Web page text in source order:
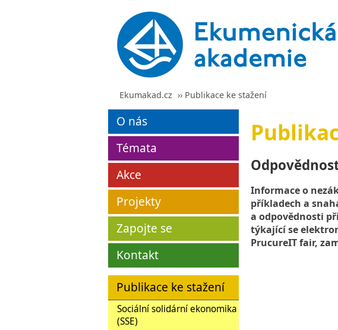
Ekumakad.cz ›› Publikace ke stažení
O nás
Témata
Akce
Projekty
Zapojte se
Kontakt
Publikace ke stažení
Sociální solidární ekonomika
(SSE)
Informace o
příkladech a
a odpovědnosti
týkající se
PrucureIT fair,